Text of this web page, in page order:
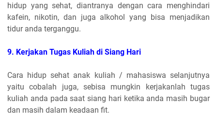
hidup yang sehat, diantranya dengan cara menghindari
kafein, nikotin, dan juga alkohol yang bisa menjadikan
tidur anda terganggu.
9. Kerjakan Tugas Kuliah di Siang Hari
Cara hidup sehat anak kuliah / mahasiswa selanjutnya
yaitu cobalah juga, sebisa mungkin kerjakanlah tugas
kuliah anda pada saat siang hari ketika anda masih bugar
dan masih dalam keadaan fit.